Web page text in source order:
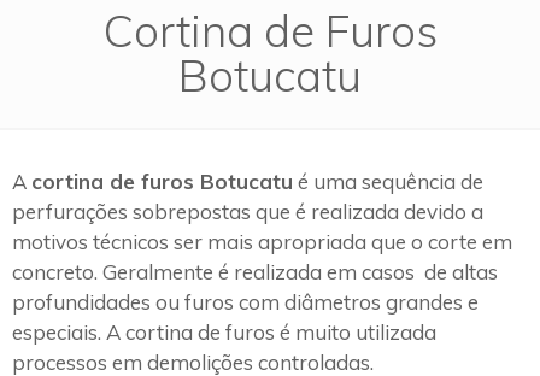
Cortina de Furos
Botucatu
A cortina de furos Botucatu é uma sequência de
perfurações sobrepostas que é realizada devido a
motivos técnicos ser mais apropriada que o corte em
concreto. Geralmente é realizada em casos de altas
profundidades ou furos com diâmetros grandes e
especiais. A cortina de furos é muito utilizada
processos em demolições controladas.